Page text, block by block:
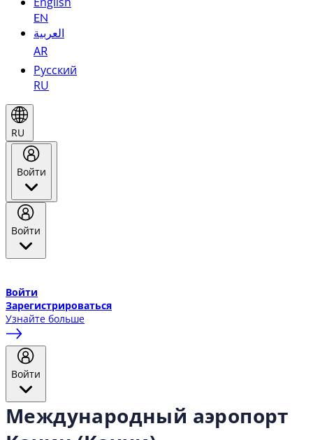
EN
العربية
AR
Русский
RU
RU
Войти
Войти
Войти
Зарегистрироваться
Узнайте больше
Войти
Международный аэропорт